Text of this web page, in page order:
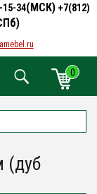
15-34(МСК) +7(812)
0
(дуб